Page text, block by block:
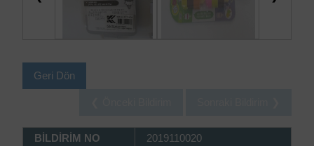
Geri Dön
BİLDİRİM NO
2019110020